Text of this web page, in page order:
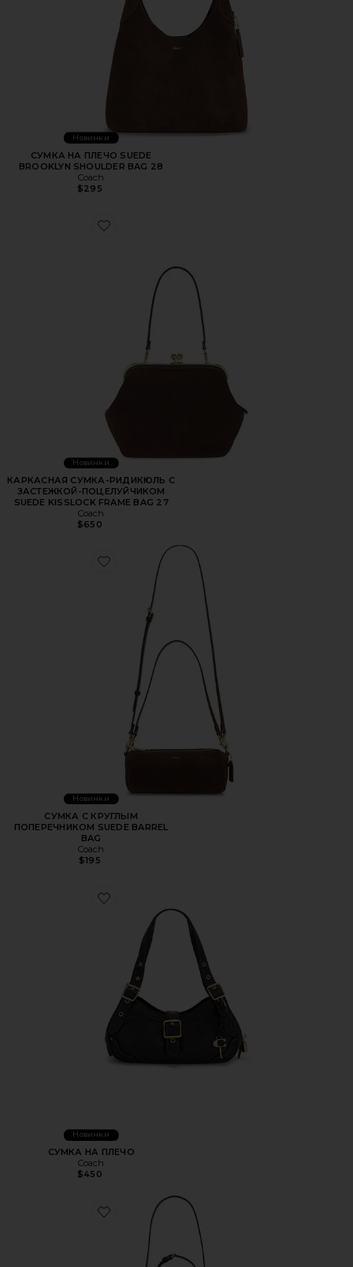
Новинки
СУМКА НА ПЛЕЧО SUEDE
BROOKLYN SHOULDER BAG 28
Coach
$295
Favorite КАРКАСНАЯ СУМКА-РИДИКЮЛЬ С ЗАСТЕЖКОЙ-
Новинки
КАРКАСНАЯ СУМКА-РИДИКЮЛЬ С
ЗАСТЕЖКОЙ-ПОЦЕЛУЙЧИКОМ
SUEDE KISSLOCK FRAME BAG 27
Coach
$650
Новинки
СУМКА С КРУГЛЫМ
ПОПЕРЕЧНИКОМ SUEDE BARREL
BAG
Coach
$195
Favorite СУМКА НА ПЛЕЧО
Новинки
СУМКА НА ПЛЕЧО
Coach
$450
Favorite СУМКА НА ПЛЕЧО SUEDE JET SHOULDER BAG